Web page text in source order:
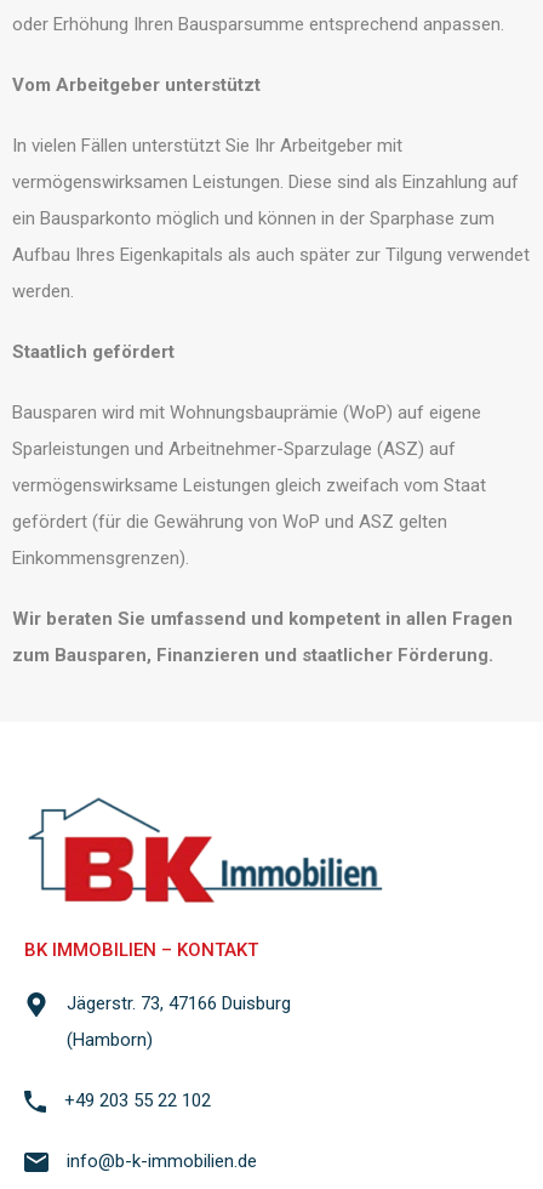
oder Erhöhung Ihren Bausparsumme entsprechend anpassen.
Vom Arbeitgeber unterstützt
In vielen Fällen unterstützt Sie Ihr Arbeitgeber mit
vermögenswirksamen Leistungen. Diese sind als Einzahlung auf
ein Bausparkonto möglich und können in der Sparphase zum
Aufbau Ihres Eigenkapitals als auch später zur Tilgung verwendet
werden.
Staatlich gefördert
Bausparen wird mit Wohnungsbauprämie (WoP) auf eigene
Sparleistungen und Arbeitnehmer-Sparzulage (ASZ) auf
vermögenswirksame Leistungen gleich zweifach vom Staat
gefördert (für die Gewährung von WoP und ASZ gelten
Einkommensgrenzen).
Wir beraten Sie umfassend und kompetent in allen Fragen
zum Bausparen, Finanzieren und staatlicher Förderung.
BK IMMOBILIEN – KONTAKT
Jägerstr. 73, 47166 Duisburg
(Hamborn)
+49 203 55 22 102
info@b-k-immobilien.de